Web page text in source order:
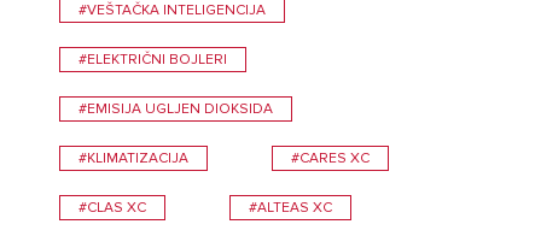
#VEŠTAČKA INTELIGENCIJA
#ELEKTRIČNI BOJLERI
#EMISIJA UGLJEN DIOKSIDA
#KLIMATIZACIJA #CARES XC
#CLAS XC #ALTEAS XC